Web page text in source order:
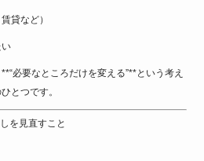
貸など）
必要なところだけを変える”**という考え
とつです。
を見直すこと